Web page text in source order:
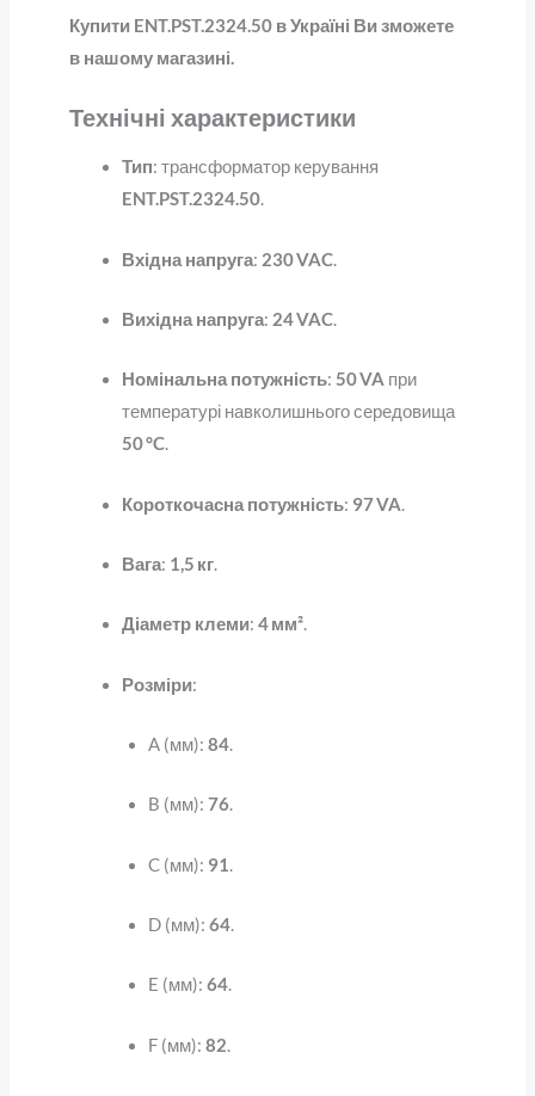
Купити ENT.PST.2324.50 в Україні Ви зможете
в нашому магазині.
Технічні характеристики
Тип: трансформатор керування
ENT.PST.2324.50.
Вхідна напруга: 230 VAC.
Вихідна напруга: 24 VAC.
Номінальна потужність: 50 VA при
температурі навколишнього середовища
50 °C.
Короткочасна потужність: 97 VA.
Вага: 1,5 кг.
Діаметр клеми: 4 мм².
Розміри:
A (мм): 84.
B (мм): 76.
C (мм): 91.
D (мм): 64.
E (мм): 64.
F (мм): 82.